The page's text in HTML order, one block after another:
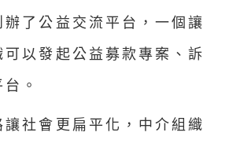
辦了公益交流平台，一個讓
可以發起公益募款專案、訴
。
讓社會更扁平化，中介組織